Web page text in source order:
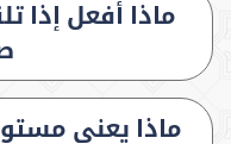
ماذا أفعل إذا
ماذا يعني